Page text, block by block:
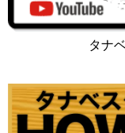
タナ